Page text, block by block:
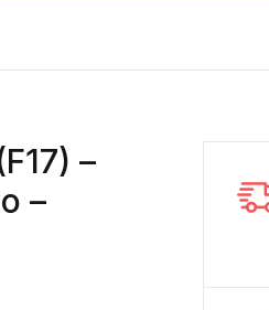
–
–